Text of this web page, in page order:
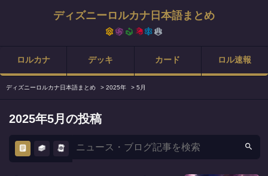
ディズニーロルカナ日本語まとめ
ロルカナ デッキ カード ロル速報
ディズニーロルカナ日本語まとめ > 2025年 > 5月
2025年5月の投稿